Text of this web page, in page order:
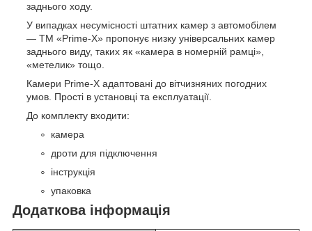
заднього ходу.
У випадках несумісності штатних камер з автомобілем
— TM «Prime-X» пропонує низку універсальних камер
заднього виду, таких як «камера в номерній рамці»,
«метелик» тощо.
Камери Prime-X адаптовані до вітчизняних погодних
умов. Прості в установці та експлуатації.
До комплекту входити:
камера
дроти для підключення
інструкція
упаковка
Додаткова інформація